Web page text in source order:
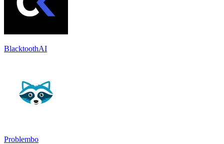
BlacktoothAI
Problembo